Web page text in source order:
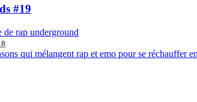
#19
rap underground
qui mélangent rap et emo pour se